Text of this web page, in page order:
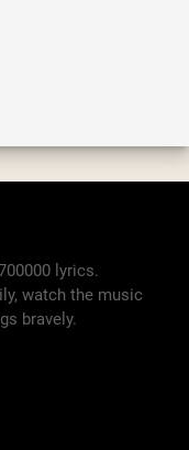
lyrics.
watch the music
bravely.